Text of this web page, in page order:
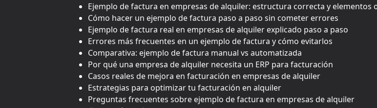
Ejemplo de factura en empresas de alquiler: estructura correcta y elementos
Cómo hacer un ejemplo de factura paso a paso sin cometer errores
Ejemplo de factura real en empresas de alquiler explicado paso a paso
Errores más frecuentes en un ejemplo de factura y cómo evitarlos
Comparativa: ejemplo de factura manual vs automatizada
Por qué una empresa de alquiler necesita un ERP para facturación
Casos reales de mejora en facturación en empresas de alquiler
Estrategias para optimizar tu facturación en alquiler
Preguntas frecuentes sobre ejemplo de factura en empresas de alquiler